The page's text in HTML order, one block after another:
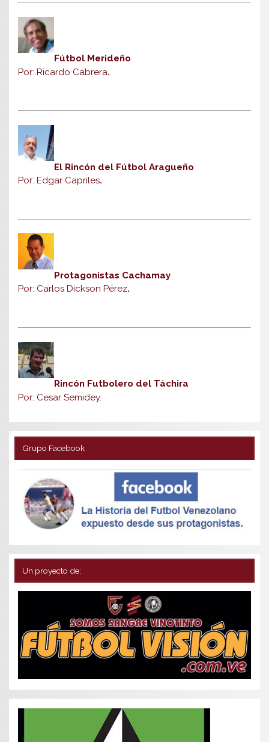
Fútbol Merideño
Por: Ricardo Cabrera.
El Rincón del Fútbol Aragueño
Por: Edgar Capriles.
Protagonistas Cachamay
Por: Carlos Dickson Pérez.
Rincón Futbolero del Táchira
Por: Cesar Semidey.
Grupo Facebook
Un proyecto de: